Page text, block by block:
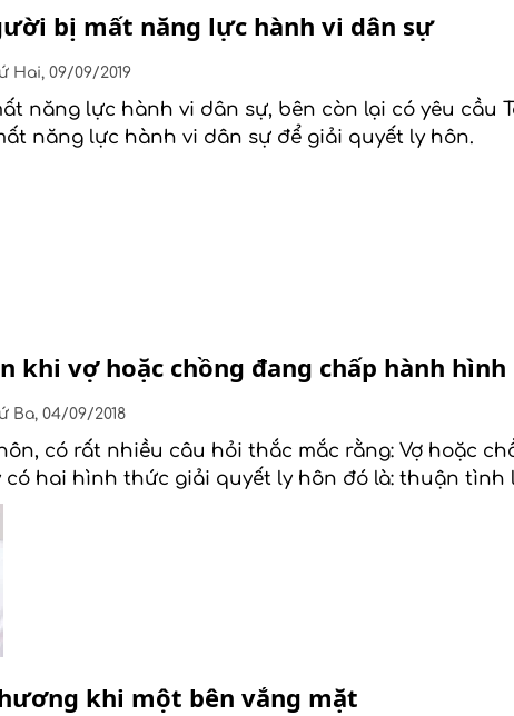
bị mất năng lực hành vi dân sự
Hai, 09/09/2019
năng lực hành vi dân sự, bên còn lại có yêu cầu
năng lực hành vi dân sự để giải quyết ly hôn.
khi vợ hoặc chồng đang chấp hành
Ba, 04/09/2018
có rất nhiều câu hỏi thắc mắc rằng: Vợ hoặc
có hai hình thức giải quyết ly hôn đó là: thuận tình
khi một bên vắng mặt